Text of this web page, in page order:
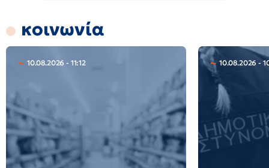
κοινωνία
10.08.2026 - 11:12 10.08.2026 -